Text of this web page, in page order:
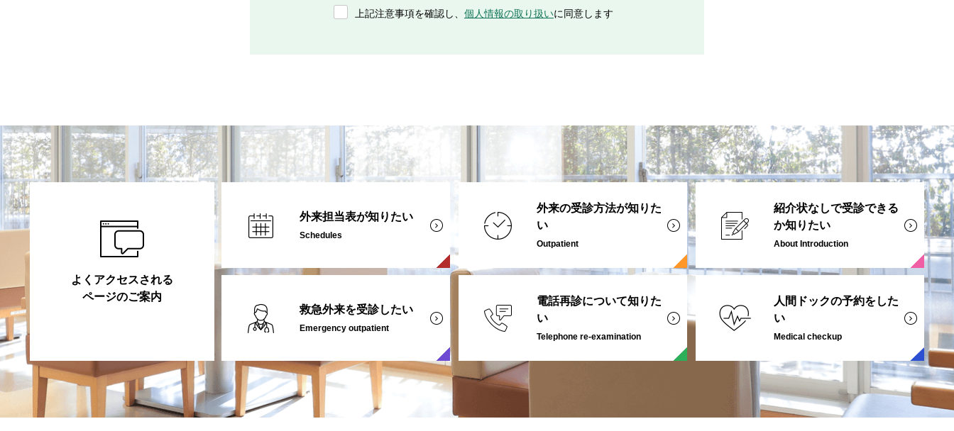
上記注意事項を確認し、 個人情報の取り扱いに同意します
よくアクセスされる
ページのご案内
外来担当表が知りたい
Schedules
外来の受診方法が知りた
い
Outpatient
紹介状なしで受診できる
か知りたい
About Introduction
救急外来を受診したい
Emergency outpatient
電話再診について知りた
い
Telephone re-examination
人間ドックの予約をした
い
Medical checkup